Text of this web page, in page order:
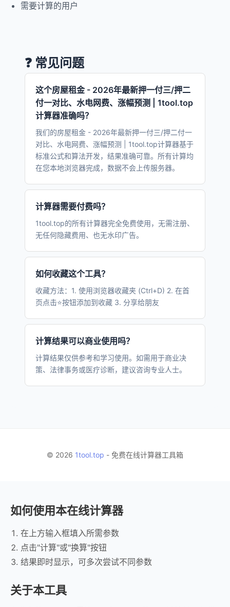
需要计算的用户
❓ 常见问题
这个房屋租金 - 2026年最新押一付三/押二
付一对比、水电网费、涨幅预测 | 1tool.top
计算器准确吗？
我们的房屋租金 - 2026年最新押一付三/押二付一
对比、水电网费、涨幅预测 | 1tool.top计算器基于
标准公式和算法开发，结果准确可靠。所有计算均
在您本地浏览器完成，数据不会上传服务器。
计算器需要付费吗？
1tool.top的所有计算器完全免费使用，无需注册、
无任何隐藏费用、也无水印广告。
如何收藏这个工具？
收藏方法：1. 使用浏览器收藏夹 (Ctrl+D) 2. 在首
页点击⭐按钮添加到收藏 3. 分享给朋友
计算结果可以商业使用吗？
计算结果仅供参考和学习使用。如需用于商业决
策、法律事务或医疗诊断，建议咨询专业人士。
© 2026 1tool.top - 免费在线计算器工具箱
如何使用本在线计算器
在上方输入框填入所需参数
点击"计算"或"换算"按钮
结果即时显示，可多次尝试不同参数
关于本工具